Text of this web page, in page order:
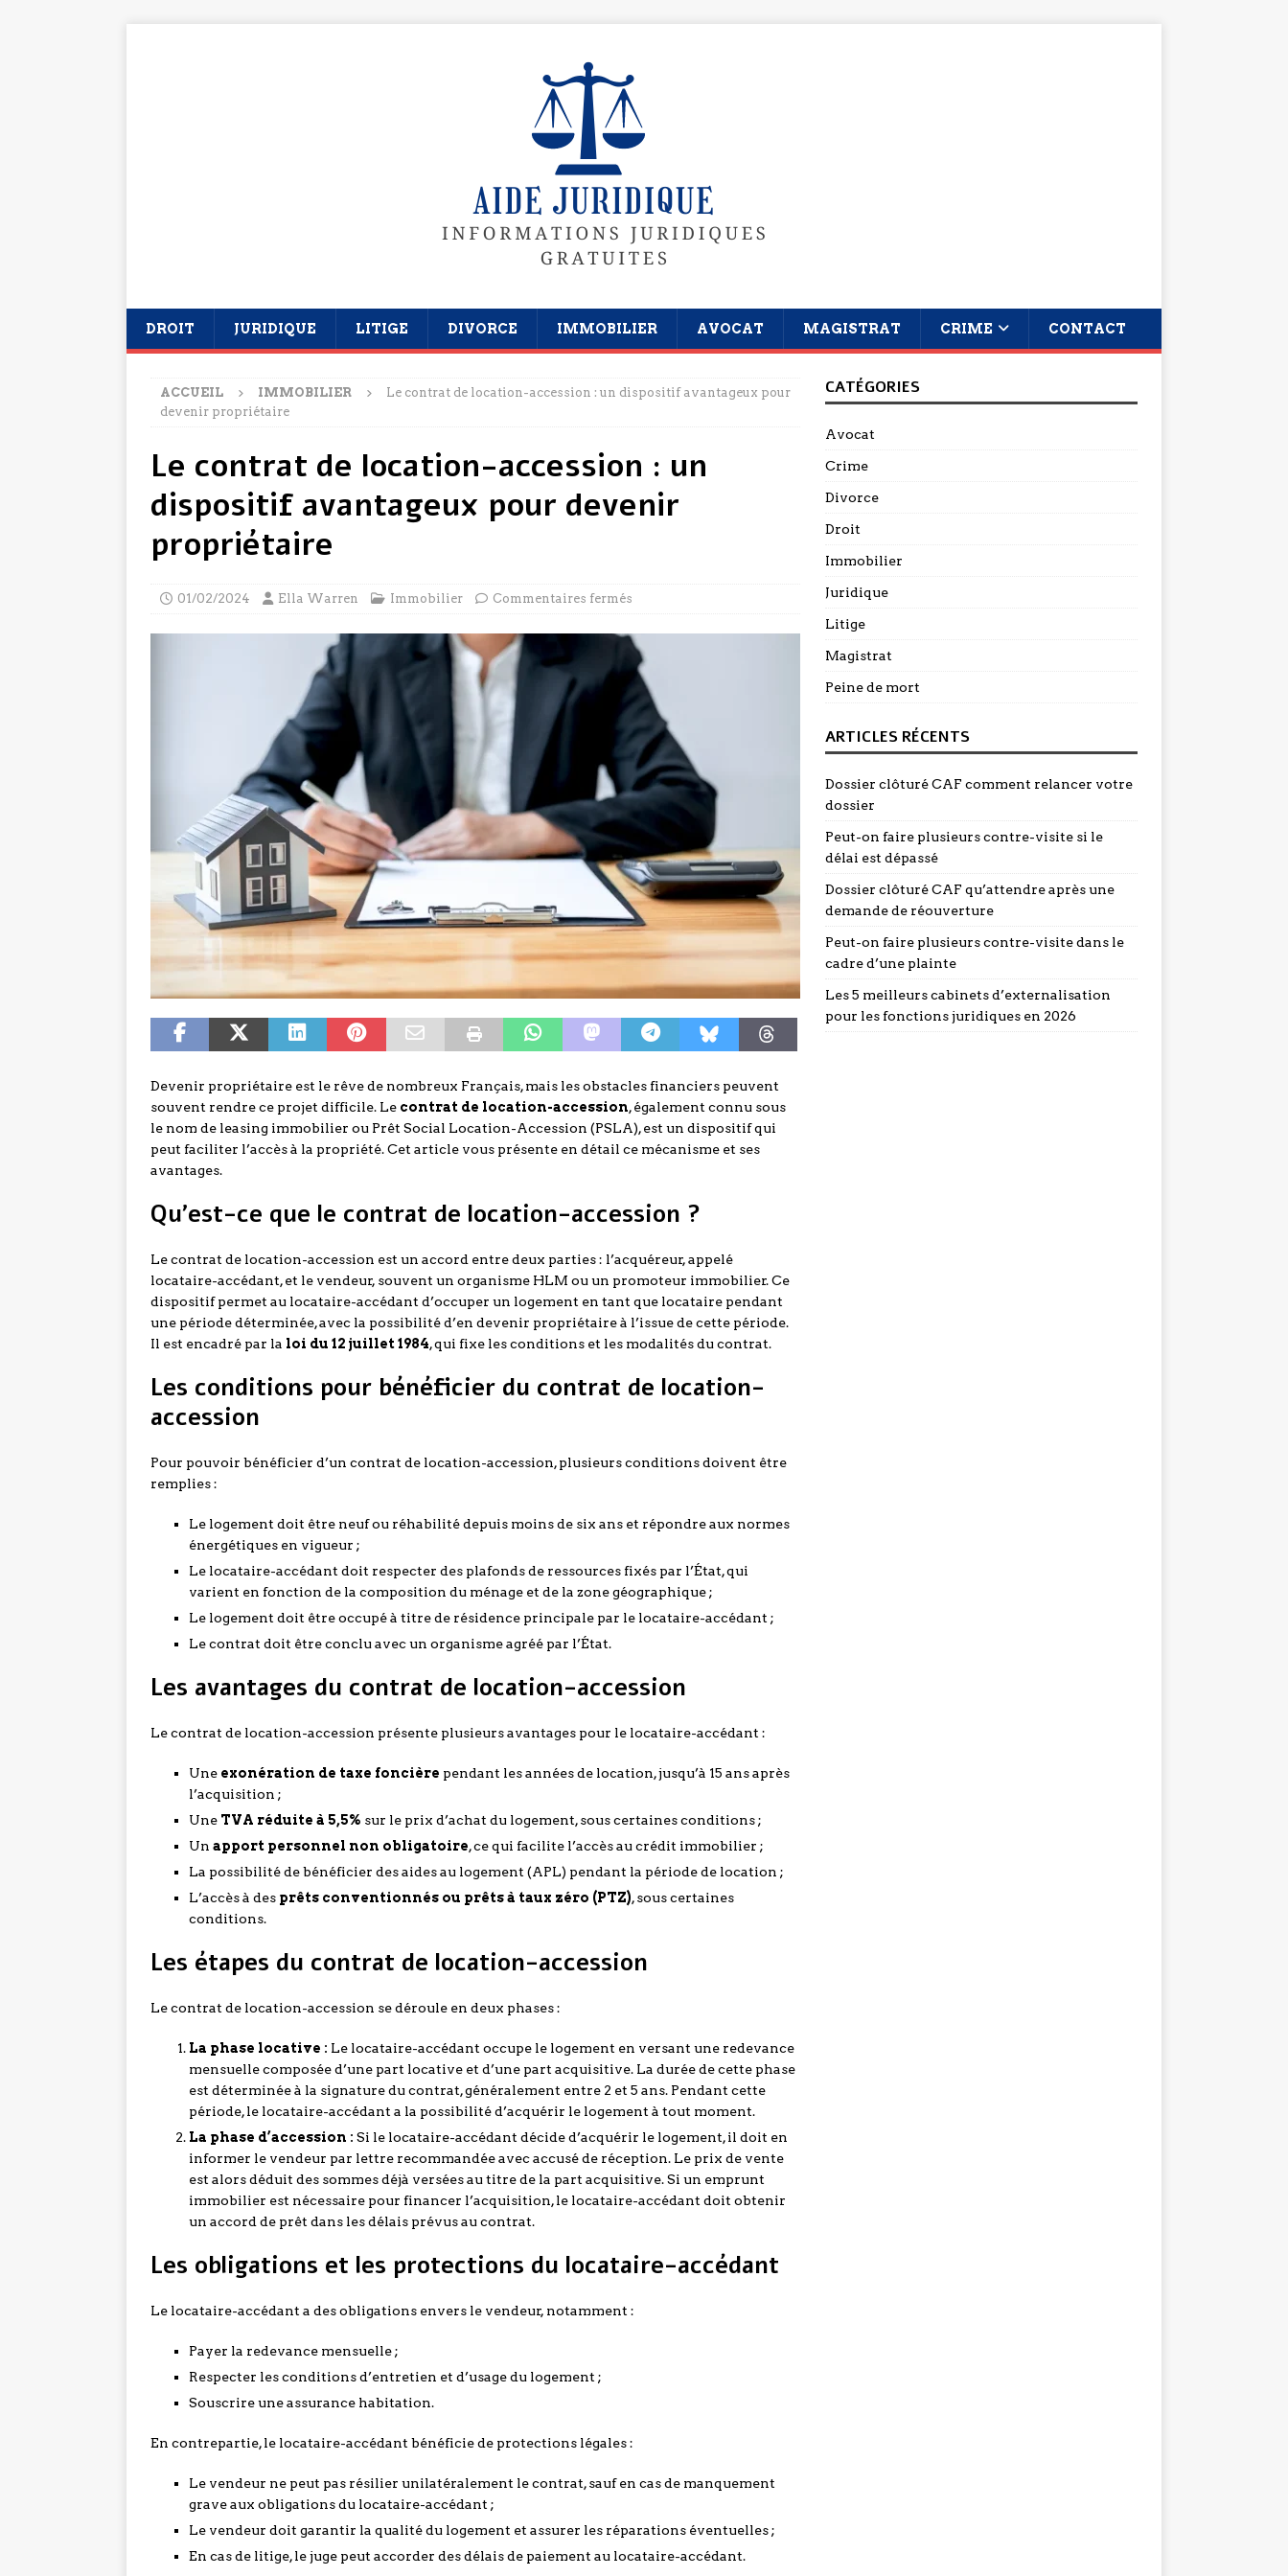
DROIT JURIDIQUE LITIGE DIVORCE IMMOBILIER AVOCAT MAGISTRAT CRIME CONTACT
ACCUEIL IMMOBILIER
Le contrat de location-accession : un dispositif avantageux pour
devenir propriétaire
Le contrat de location-accession : un
dispositif avantageux pour devenir
propriétaire
01/02/2024 Ella Warren Immobilier Commentaires fermés
Devenir propriétaire est le rêve de nombreux Français, mais les obstacles financiers peuvent
souvent rendre ce projet difficile. Le contrat de location-accession, également connu sous
le nom de leasing immobilier ou Prêt Social Location-Accession (PSLA), est un dispositif qui
peut faciliter l’accès à la propriété. Cet article vous présente en détail ce mécanisme et ses
avantages.
Qu’est-ce que le contrat de location-accession ?
Le contrat de location-accession est un accord entre deux parties : l’acquéreur, appelé
locataire-accédant, et le vendeur, souvent un organisme HLM ou un promoteur immobilier. Ce
dispositif permet au locataire-accédant d’occuper un logement en tant que locataire pendant
une période déterminée, avec la possibilité d’en devenir propriétaire à l’issue de cette période.
Il est encadré par la loi du 12 juillet 1984, qui fixe les conditions et les modalités du contrat.
Les conditions pour bénéficier du contrat de location-
accession
Pour pouvoir bénéficier d’un contrat de location-accession, plusieurs conditions doivent être
remplies :
Le logement doit être neuf ou réhabilité depuis moins de six ans et répondre aux normes
énergétiques en vigueur ;
Le locataire-accédant doit respecter des plafonds de ressources fixés par l’État, qui
varient en fonction de la composition du ménage et de la zone géographique ;
Le logement doit être occupé à titre de résidence principale par le locataire-accédant ;
Le contrat doit être conclu avec un organisme agréé par l’État.
Les avantages du contrat de location-accession
Le contrat de location-accession présente plusieurs avantages pour le locataire-accédant :
Une exonération de taxe foncière pendant les années de location, jusqu’à 15 ans après
l’acquisition ;
Une TVA réduite à 5,5% sur le prix d’achat du logement, sous certaines conditions ;
Un apport personnel non obligatoire, ce qui facilite l’accès au crédit immobilier ;
La possibilité de bénéficier des aides au logement (APL) pendant la période de location ;
L’accès à des prêts conventionnés ou prêts à taux zéro (PTZ), sous certaines
conditions.
Les étapes du contrat de location-accession
Le contrat de location-accession se déroule en deux phases :
La phase locative : Le locataire-accédant occupe le logement en versant une redevance
mensuelle composée d’une part locative et d’une part acquisitive. La durée de cette phase
est déterminée à la signature du contrat, généralement entre 2 et 5 ans. Pendant cette
période, le locataire-accédant a la possibilité d’acquérir le logement à tout moment.
La phase d’accession : Si le locataire-accédant décide d’acquérir le logement, il doit en
informer le vendeur par lettre recommandée avec accusé de réception. Le prix de vente
est alors déduit des sommes déjà versées au titre de la part acquisitive. Si un emprunt
immobilier est nécessaire pour financer l’acquisition, le locataire-accédant doit obtenir
un accord de prêt dans les délais prévus au contrat.
Les obligations et les protections du locataire-accédant
Le locataire-accédant a des obligations envers le vendeur, notamment :
Payer la redevance mensuelle ;
Respecter les conditions d’entretien et d’usage du logement ;
Souscrire une assurance habitation.
En contrepartie, le locataire-accédant bénéficie de protections légales :
Le vendeur ne peut pas résilier unilatéralement le contrat, sauf en cas de manquement
grave aux obligations du locataire-accédant ;
Le vendeur doit garantir la qualité du logement et assurer les réparations éventuelles ;
En cas de litige, le juge peut accorder des délais de paiement au locataire-accédant.
CATÉGORIES
Avocat
Crime
Divorce
Droit
Immobilier
Juridique
Litige
Magistrat
Peine de mort
ARTICLES RÉCENTS
Dossier clôturé CAF comment relancer votre
dossier
Peut-on faire plusieurs contre-visite si le
délai est dépassé
Dossier clôturé CAF qu’attendre après une
demande de réouverture
Peut-on faire plusieurs contre-visite dans le
cadre d’une plainte
Les 5 meilleurs cabinets d’externalisation
pour les fonctions juridiques en 2026